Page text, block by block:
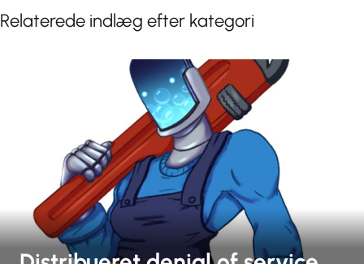
Relaterede indlæg efter kategori